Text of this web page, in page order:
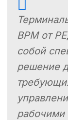
ВРМ от
собой
решение